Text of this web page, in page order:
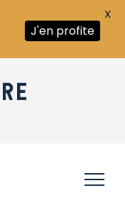
J'en profite
X